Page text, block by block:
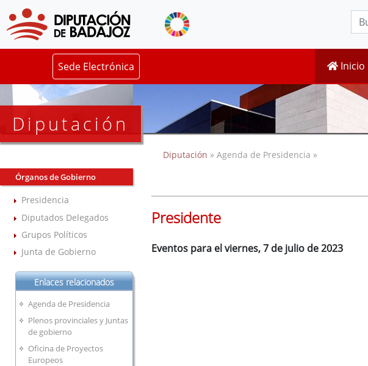
Sede Electrónica Inicio
Diputación
Órganos de Gobierno
Presidencia
Diputados Delegados
Grupos Políticos
Junta de Gobierno
Enlaces relacionados
Agenda de Presidencia
Plenos provinciales y Juntas
de gobierno
Oficina de Proyectos
Europeos
Diputación » Agenda de Presidencia »
Presidente
Eventos para el viernes, 7 de julio de 2023